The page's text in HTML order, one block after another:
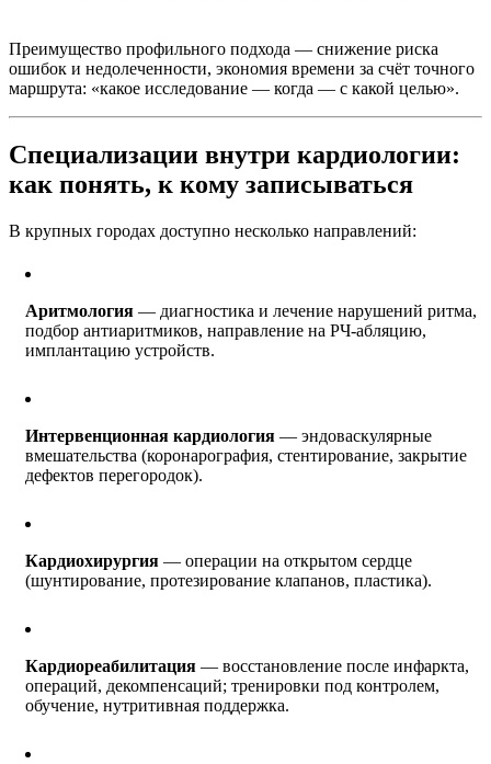
Преимущество профильного подхода — снижение риска
ошибок и недолеченности, экономия времени за счёт точного
маршрута: «какое исследование — когда — с какой целью».
Специализации внутри кардиологии:
как понять, к кому записываться
В крупных городах доступно несколько направлений:
Аритмология — диагностика и лечение нарушений ритма,
подбор антиаритмиков, направление на РЧ-абляцию,
имплантацию устройств.
Интервенционная кардиология — эндоваскулярные
вмешательства (коронарография, стентирование, закрытие
дефектов перегородок).
Кардиохирургия — операции на открытом сердце
(шунтирование, протезирование клапанов, пластика).
Кардиореабилитация — восстановление после инфаркта,
операций, декомпенсаций; тренировки под контролем,
обучение, нутритивная поддержка.